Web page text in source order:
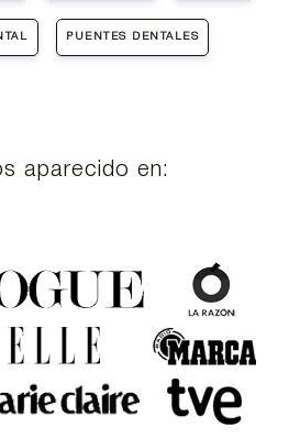
PUENTES DENTALES
aparecido en: